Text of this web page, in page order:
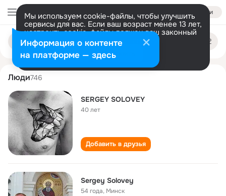
Войти
Мы используем cookie-файлы, чтобы улучшить
сервисы для вас. Если ваш возраст менее 13 лет,
настроить cookie-файлы должен ваш законный
представитель. Больше информации
Разрешить все Настроить
Поиск
людям
sergey solovey
Люди746
SERGEY SOLOVEY
40 лет
Добавить в друзья
Sergey Solovey
54 года, Минск
Информация о контенте
на платформе — здесь